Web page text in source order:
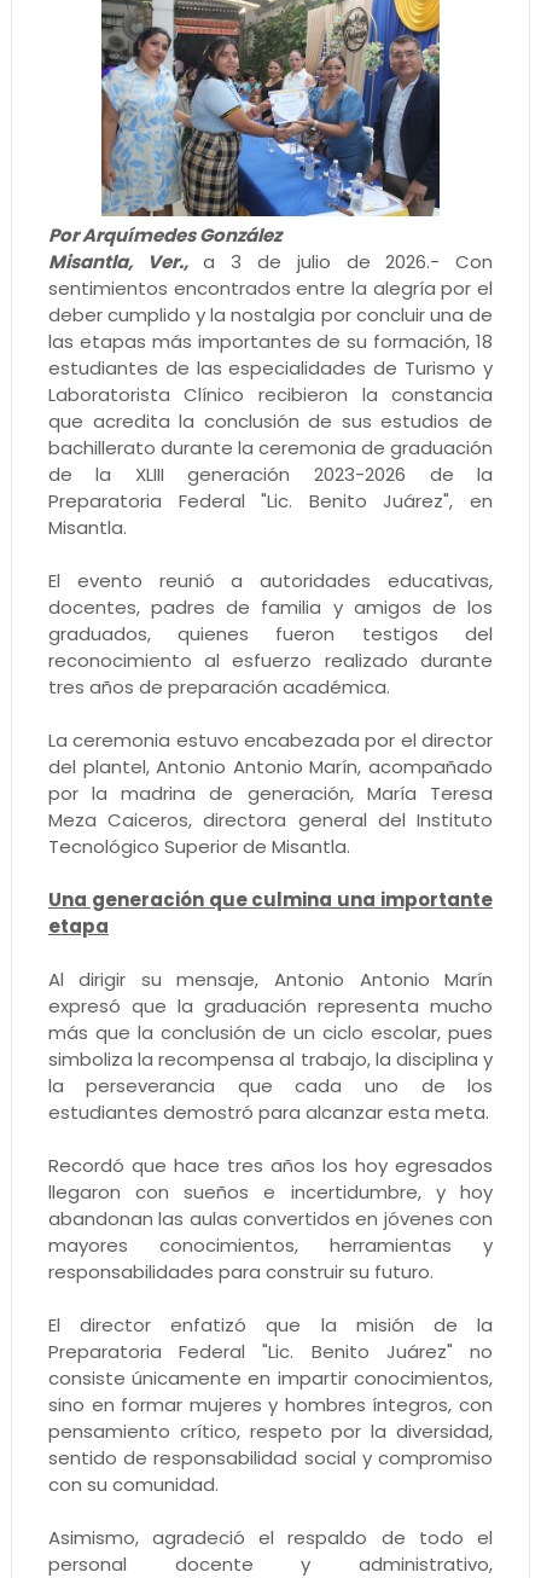
Por Arquímedes González
Misantla, Ver.,a 3 de julio de 2026.- Con
sentimientos encontrados entre la alegría por el
deber cumplido y la nostalgia por concluir una de
las etapas más importantes de su formación, 18
estudiantes de las especialidades de Turismo y
Laboratorista Clínico recibieron la constancia
que acredita la conclusión de sus estudios de
bachillerato durante la ceremonia de graduación
de la XLIII generación 2023-2026 de la
Preparatoria Federal "Lic. Benito Juárez", en
Misantla.
El evento reunió a autoridades educativas,
docentes, padres de familia y amigos de los
graduados, quienes fueron testigos del
reconocimiento al esfuerzo realizado durante
tres años de preparación académica.
La ceremonia estuvo encabezada por el director
del plantel, Antonio Antonio Marín, acompañado
por la madrina de generación, María Teresa
Meza Caiceros, directora general del Instituto
Tecnológico Superior de Misantla.
Una generación que culmina una importante
etapa
Al dirigir su mensaje, Antonio Antonio Marín
expresó que la graduación representa mucho
más que la conclusión de un ciclo escolar, pues
simboliza la recompensa al trabajo, la disciplina y
la perseverancia que cada uno de los
estudiantes demostró para alcanzar esta meta.
Recordó que hace tres años los hoy egresados
llegaron con sueños e incertidumbre, y hoy
abandonan las aulas convertidos en jóvenes con
mayores conocimientos, herramientas y
responsabilidades para construir su futuro.
El director enfatizó que la misión de la
Preparatoria Federal "Lic. Benito Juárez" no
consiste únicamente en impartir conocimientos,
sino en formar mujeres y hombres íntegros, con
pensamiento crítico, respeto por la diversidad,
sentido de responsabilidad social y compromiso
con su comunidad.
Asimismo, agradeció el respaldo de todo el
personal docente y administrativo,